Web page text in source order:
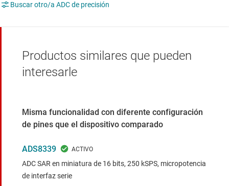
Buscar otro/a ADC de precisión
Productos similares que pueden
interesarle
Misma funcionalidad con diferente configuración
de pines que el dispositivo comparado
ADS8339
ADC SAR en miniatura de 16 bits, 250 kSPS, micropotencia
de interfaz serie